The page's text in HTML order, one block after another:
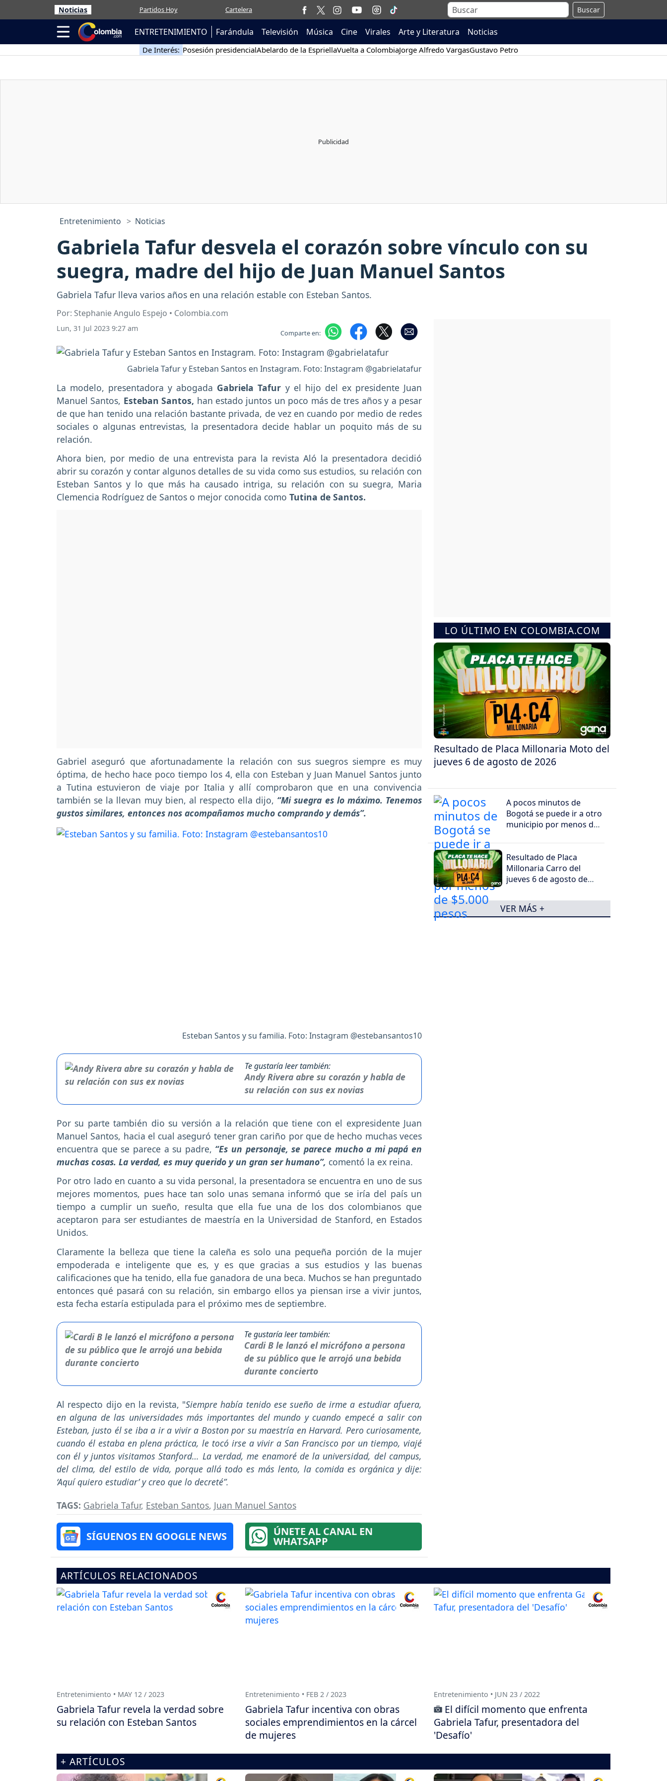
Noticias Partidos Hoy Cartelera Buscar
ENTRETENIMIENTO Farándula Televisión Música Cine Virales Arte y Literatura Noticias
De Interés: Posesión presidencialAbelardo de la EspriellaVuelta a ColombiaJorge Alfredo VargasGustavo Petro
Entretenimiento Noticias
Gabriela Tafur desvela el corazón sobre vínculo con su
suegra, madre del hijo de Juan Manuel Santos
Gabriela Tafur lleva varios años en una relación estable con Esteban Santos.
Por: Stephanie Angulo Espejo • Colombia.com
Lun, 31 Jul 2023 9:27 am Comparte en:
Gabriela Tafur y Esteban Santos en Instagram. Foto: Instagram @gabrielatafur
La modelo, presentadora y abogada Gabriela Tafur y el hijo del ex presidente Juan
Manuel Santos, Esteban Santos, han estado juntos un poco más de tres años y a pesar
de que han tenido una relación bastante privada, de vez en cuando por medio de redes
sociales o algunas entrevistas, la presentadora decide hablar un poquito más de su
relación.
Ahora bien, por medio de una entrevista para la revista Aló la presentadora decidió
abrir su corazón y contar algunos detalles de su vida como sus estudios, su relación con
Esteban Santos y lo que más ha causado intriga, su relación con su suegra, Maria
Clemencia Rodríguez de Santos o mejor conocida como Tutina de Santos.
Gabriel aseguró que afortunadamente la relación con sus suegros siempre es muy
óptima, de hecho hace poco tiempo los 4, ella con Esteban y Juan Manuel Santos junto
a Tutina estuvieron de viaje por Italia y allí comprobaron que en una convivencia
también se la llevan muy bien, al respecto ella dijo, “Mi suegra es lo máximo. Tenemos
gustos similares, entonces nos acompañamos mucho comprando y demás”.
Esteban Santos y su familia. Foto: Instagram @estebansantos10
Te gustaría leer también:
Andy Rivera abre su corazón y habla de
su relación con sus ex novias
Por su parte también dio su versión a la relación que tiene con el expresidente Juan
Manuel Santos, hacia el cual aseguró tener gran cariño por que de hecho muchas veces
encuentra que se parece a su padre, “Es un personaje, se parece mucho a mi papá en
muchas cosas. La verdad, es muy querido y un gran ser humano”, comentó la ex reina.
Por otro lado en cuanto a su vida personal, la presentadora se encuentra en uno de sus
mejores momentos, pues hace tan solo unas semana informó que se iría del país un
tiempo a cumplir un sueño, resulta que ella fue una de los dos colombianos que
aceptaron para ser estudiantes de maestría en la Universidad de Stanford, en Estados
Unidos.
Claramente la belleza que tiene la caleña es solo una pequeña porción de la mujer
empoderada e inteligente que es, y es que gracias a sus estudios y las buenas
calificaciones que ha tenido, ella fue ganadora de una beca. Muchos se han preguntado
entonces qué pasará con su relación, sin embargo ellos ya piensan irse a vivir juntos,
esta fecha estaría estipulada para el próximo mes de septiembre.
Te gustaría leer también:
Cardi B le lanzó el micrófono a persona
de su público que le arrojó una bebida
durante concierto
Al respecto dijo en la revista, "Siempre había tenido ese sueño de irme a estudiar afuera,
en alguna de las universidades más importantes del mundo y cuando empecé a salir con
Esteban, justo él se iba a ir a vivir a Boston por su maestría en Harvard. Pero curiosamente,
cuando él estaba en plena práctica, le tocó irse a vivir a San Francisco por un tiempo, viajé
con él y juntos visitamos Stanford… La verdad, me enamoré de la universidad, del campus,
del clima, del estilo de vida, porque allá todo es más lento, la comida es orgánica y dije:
‘Aquí quiero estudiar’ y creo que lo decreté”.
TAGS: Gabriela Tafur, Esteban Santos, Juan Manuel Santos
SÍGUENOS EN GOOGLE NEWS ÚNETE AL CANAL EN
WHATSAPP
LO ÚLTIMO EN COLOMBIA.COM
Resultado de Placa Millonaria Moto del
jueves 6 de agosto de 2026
A pocos minutos de
Bogotá se puede ir a otro
municipio por menos de
Resultado de Placa
Millonaria Carro del
jueves 6 de agosto de
VER MÁS +
ARTÍCULOS RELACIONADOS
Entretenimiento • MAY 12 / 2023
Gabriela Tafur revela la verdad sobre
su relación con Esteban Santos
Entretenimiento • FEB 2 / 2023
Gabriela Tafur incentiva con obras
sociales emprendimientos en la cárcel
de mujeres
Entretenimiento • JUN 23 / 2022
El difícil momento que enfrenta
Gabriela Tafur, presentadora del
'Desafío'
+ ARTÍCULOS